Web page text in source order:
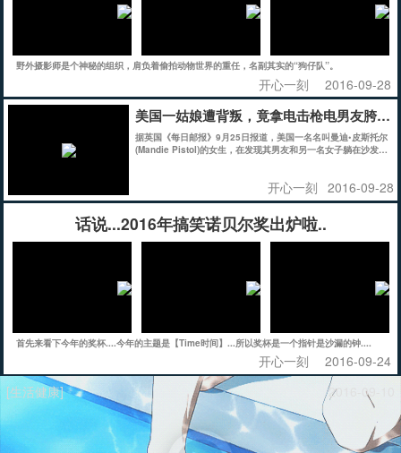
野外摄影师是个神秘的组织，肩负着偷拍动物世界的重任，名副其实的“狗仔队”。
开心一刻 2016-09-28
美国一姑娘遭背叛，竟拿电击枪电男友胯部
据英国《每日邮报》9月25日报道，美国一名名叫曼迪•皮斯托尔
(Mandie Pistol)的女生，在发现其男友和另一名女子躺在沙发上
开心一刻 2016-09-28
话说...2016年搞笑诺贝尔奖出炉啦..
首先来看下今年的奖杯....今年的主题是【Time时间】...所以奖杯是一个指针是沙漏的钟....
开心一刻
2016-09-24
[生活健康]
2016-09-10